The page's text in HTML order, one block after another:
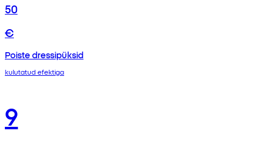
50
€
Poiste dressipüksid
kulutatud efektiga
9